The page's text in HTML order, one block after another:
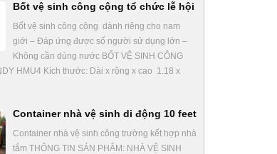
Bốt vệ sinh công cộng tổ chức lễ hội
Bốt vệ sinh công cộng dành riêng cho nam
giới – Đáp ứng được số người sử dụng lớn –
Không cần dùng nước BỐT VỆ SINH CÔNG
HMU4 Kích thước: Dài x rộng x cao 1.18 x
Container nhà vệ sinh di động 10 feet
Container nhà vệ sinh công trường kết hợp nhà
tắm THÔNG TIN SẢN PHẨM: NHÀ VỆ SINH